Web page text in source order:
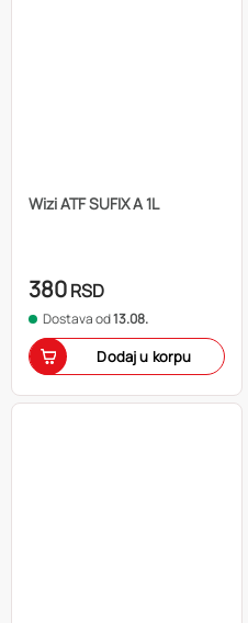
Wizi ATF SUFIX A 1L
380RSD
Dostava od13.08.
Dodaj u korpu